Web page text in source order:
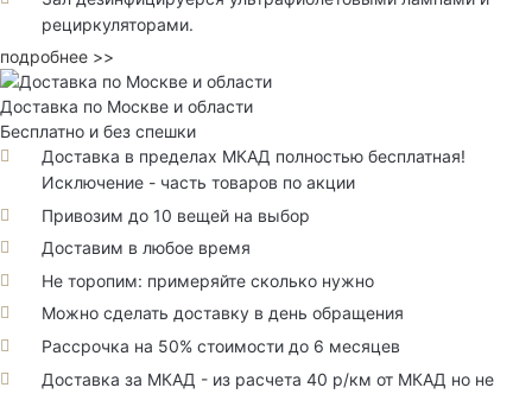
рециркуляторами.
подробнее >>
Доставка по Москве и области
Бесплатно и без спешки
Доставка в пределах МКАД полностью бесплатная!
Исключение - часть товаров по акции
Привозим до 10 вещей на выбор
Доставим в любое время
Не торопим: примеряйте сколько нужно
Можно сделать доставку в день обращения
Рассрочка на 50% стоимости до 6 месяцев
Доставка за МКАД - из расчета 40 р/км от МКАД но не